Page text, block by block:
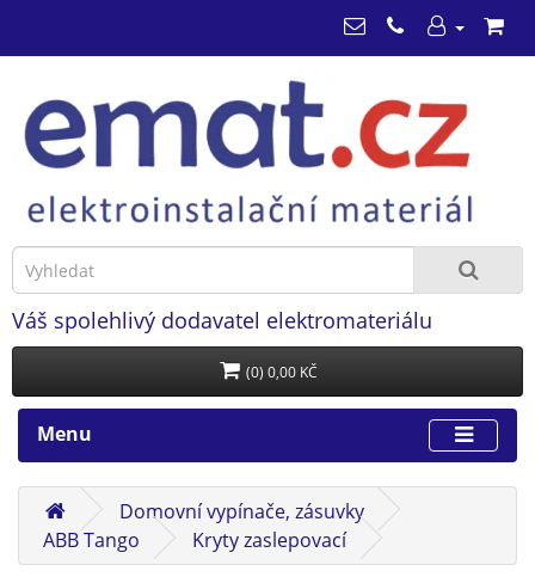
Váš spolehlivý dodavatel elektromateriálu
(0) 0,00 KČ
Menu
Domovní vypínače, zásuvky
ABB Tango
Kryty zaslepovací